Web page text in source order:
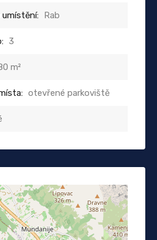
umístění: Rab
3
m²
otevřené parkoviště